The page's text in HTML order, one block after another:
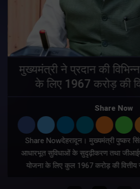
मुख्यमंत्री ने प्रदान की
के लिए 1967 करोड़ की
Share Now
Share Nowदेहरादून। मुख्यमंत्री पुष्कर
आधारभूत सुविधाओं के सुदृढ़ीकरण तथा
योजना के लिए कुल 1967 करोड़ की वित्तीय